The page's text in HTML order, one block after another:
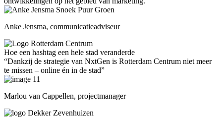
Anke Jensma, communicatieadviseur
Hoe een hashtag een hele stad veranderde
“Dankzij de strategie van NxtGen is Rotterdam Centrum niet meer
te missen – online én in de stad”
Marlou van Cappellen, projectmanager